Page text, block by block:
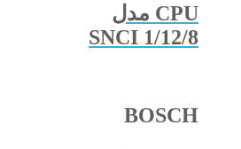
CPU مدل
SNCI 1/12/8
BOSCH